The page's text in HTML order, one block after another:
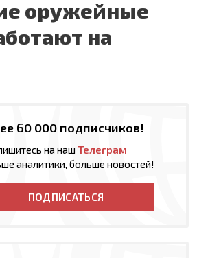
оружейные
на
60 000 подписчиков!
на наш Телеграм
аналитики, больше новостей!
ПОДПИСАТЬСЯ